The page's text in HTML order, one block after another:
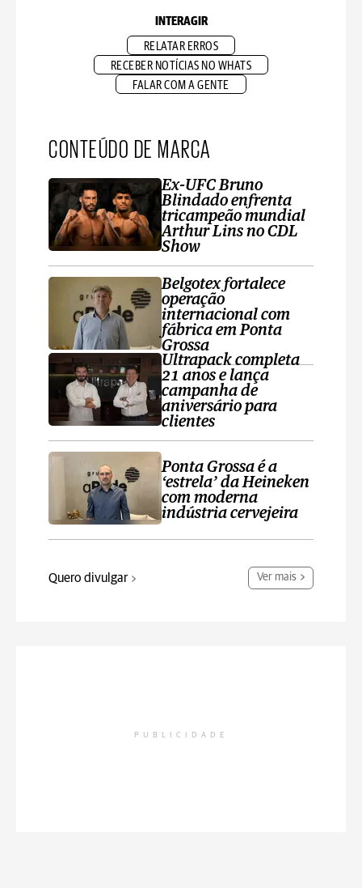
INTERAGIR
RELATAR ERROS
RECEBER NOTÍCIAS NO WHATS
FALAR COM A GENTE
CONTEÚDO DE MARCA
Ex-UFC Bruno
Blindado enfrenta
tricampeão mundial
Arthur Lins no CDL
Show
Belgotex fortalece
operação
internacional com
fábrica em Ponta
Grossa
Ultrapack completa
21 anos e lança
campanha de
aniversário para
clientes
Ponta Grossa é a
‘estrela’ da Heineken
com moderna
indústria cervejeira
Quero divulgar Ver mais
PUBLICIDADE